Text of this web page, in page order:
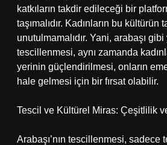
katkıların takdir edileceği bir
taşımalıdır. Kadınların bu kültürün
unutulmamalıdır. Yani, arabaşı
tescillenmesi, aynı zamanda
yerinin güçlendirilmesi, onların
hale gelmesi için bir fırsat olabilir.
Tescil ve Kültürel Miras: Çeşitlilik
Arabaşı’nın tescillenmesi, sadece